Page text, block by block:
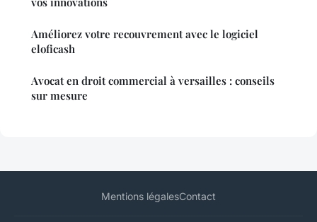
Améliorez votre recouvrement avec le logiciel
eloficash
Avocat en droit commercial à versailles : conseils
sur mesure
Mentions légalesContact